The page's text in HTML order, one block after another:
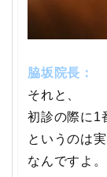
脇坂院長：
それと、
初診の際に1
というのは
なんですよ。